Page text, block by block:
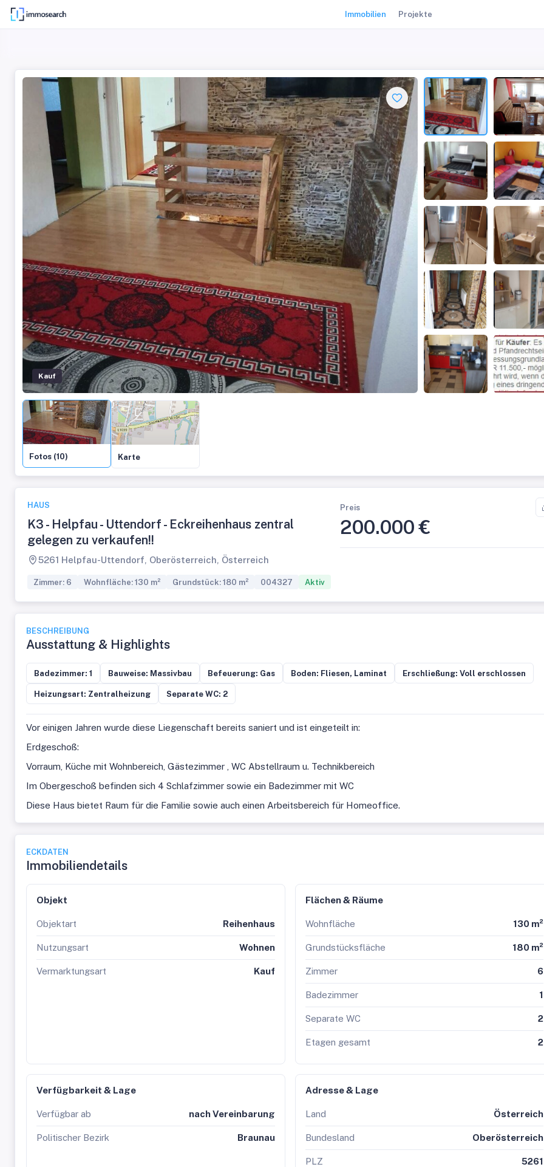
Immobilien Projekte
Kauf
Fotos (10) Karte
HAUS
K3 - Helpfau - Uttendorf - Eckreihenhaus zentral
gelegen zu verkaufen!!
5261 Helpfau-Uttendorf, Oberösterreich, Österreich
Preis
200.000 €
Zimmer: 6 Wohnfläche: 130 m² Grundstück: 180 m² 004327 Aktiv
BESCHREIBUNG
Ausstattung & Highlights
Badezimmer: 1 Bauweise: Massivbau Befeuerung: Gas Boden: Fliesen, Laminat Erschließung: Voll erschlossen
Heizungsart: Zentralheizung Separate WC: 2
Vor einigen Jahren wurde diese Liegenschaft bereits saniert und ist eingeteilt in:
Erdgeschoß:
Vorraum, Küche mit Wohnbereich, Gästezimmer , WC Abstellraum u. Technikbereich
Im Obergeschoß befinden sich 4 Schlafzimmer sowie ein Badezimmer mit WC
Diese Haus bietet Raum für die Familie sowie auch einen Arbeitsbereich für Homeoffice.
ECKDATEN
Immobiliendetails
Objekt
Objektart Reihenhaus
Nutzungsart Wohnen
Vermarktungsart Kauf
Flächen & Räume
Wohnfläche 130 m²
Grundstücksfläche 180 m²
Zimmer 6
Badezimmer 1
Separate WC 2
Etagen gesamt 2
Verfügbarkeit & Lage
Verfügbar ab nach Vereinbarung
Politischer Bezirk Braunau
Adresse & Lage
Land Österreich
Bundesland Oberösterreich
PLZ 5261